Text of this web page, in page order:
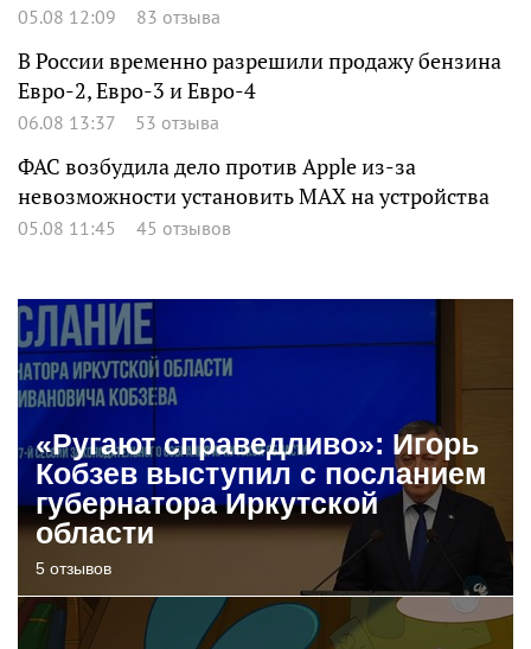
05.08 12:09 83 отзыва
В России временно разрешили продажу бензина
Евро-2, Евро-3 и Евро-4
06.08 13:37 53 отзыва
ФАС возбудила дело против Apple из-за
невозможности установить MAX на устройства
05.08 11:45 45 отзывов
«Ругают справедливо»: Игорь
Кобзев выступил с посланием
губернатора Иркутской
области
5 отзывов